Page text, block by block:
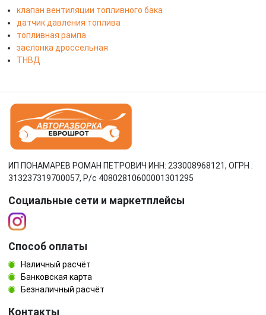
клапан вентиляции топливного бака
датчик давления топлива
топливная рампа
заслонка дроссельная
ТНВД
ИП ПОНАМАРЁВ РОМАН ПЕТРОВИЧ ИНН: 233008968121, ОГРН :
313237319700057, Р/c 40802810600001301295
Социальные сети и маркетплейсы
Способ оплаты
Наличный расчёт
Банковская карта
Безналичный расчёт
Контакты